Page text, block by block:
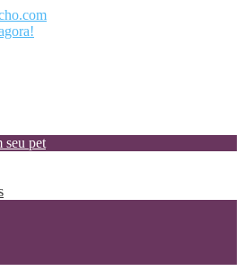
seu pet